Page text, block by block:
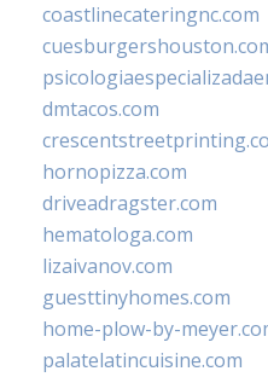
coastlinecateringnc.com
dmtacos.com
hornopizza.com
driveadragster.com
hematologa.com
lizaivanov.com
guesttinyhomes.com
home-plow-by-
palatelatincuisine.com